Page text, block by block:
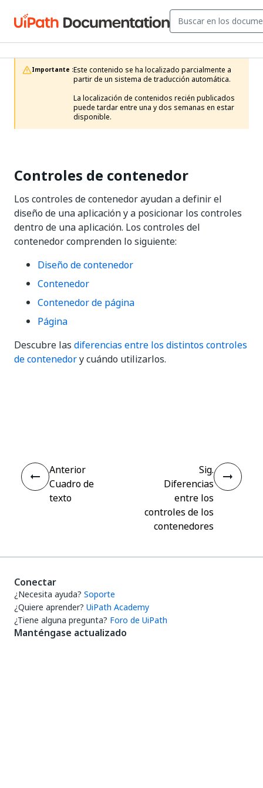
Importante :Este contenido se ha localizado parcialmente a
partir de un sistema de traducción automática.
La localización de contenidos recién publicados
puede tardar entre una y dos semanas en estar
disponible.
Controles de contenedor
Los controles de contenedor ayudan a definir el
diseño de una aplicación y a posicionar los controles
dentro de una aplicación. Los controles del
contenedor comprenden lo siguiente:
Diseño de contenedor
Contenedor
Contenedor de página
Página
Descubre las diferencias entre los distintos controles
de contenedory cuándo utilizarlos.
Anterior
Cuadro de
texto
Sig.
Diferencias
entre los
controles de los
contenedores
Conectar
¿Necesita ayuda? Soporte
¿Quiere aprender? UiPath Academy
¿Tiene alguna pregunta? Foro de UiPath
Manténgase actualizado